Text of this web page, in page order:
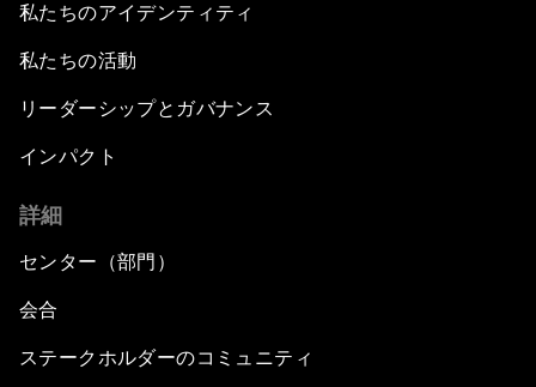
私たちのアイデンティティ
私たちの活動
リーダーシップとガバナンス
インパクト
詳細
センター（部門）
会合
ステークホルダーのコミュニティ